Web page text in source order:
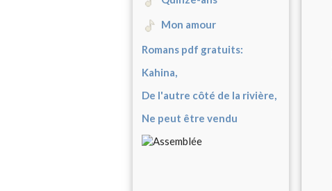
Mon amour
Romans pdf gratuits:
Kahina,
De l'autre côté de la rivière,
Ne peut être vendu